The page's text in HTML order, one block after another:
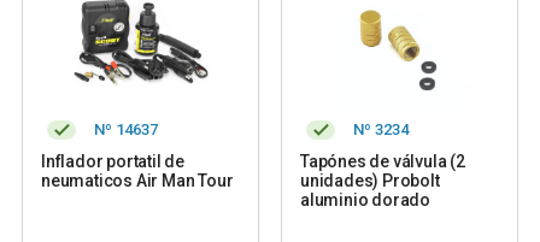
Nº 14637
Inflador portatil de
neumaticos Air Man Tour
Nº 3234
Tapónes de válvula (2
unidades) Probolt
aluminio dorado